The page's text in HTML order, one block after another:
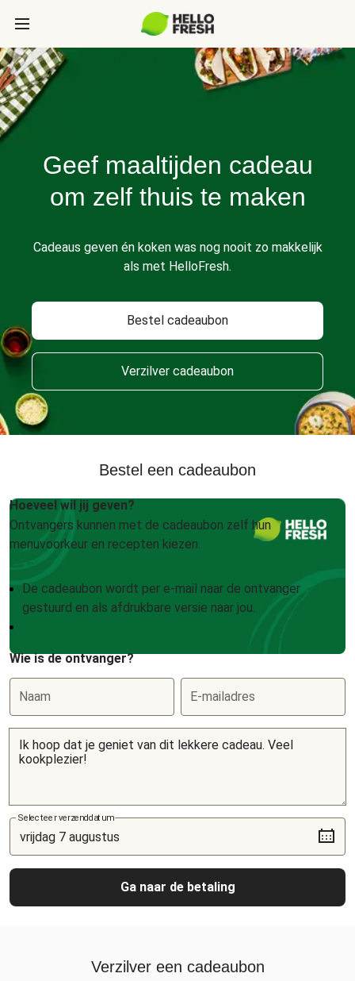
Geef maaltijden cadeau
om zelf thuis te maken
Cadeaus geven én koken was nog nooit zo makkelijk
als met HelloFresh.
Bestel cadeaubon
Verzilver cadeaubon
Bestel een cadeaubon
Hoeveel wil jij geven?
Ontvangers kunnen met de cadeaubon zelf hun
menuvoorkeur en recepten kiezen.
De cadeaubon wordt per e-mail naar de ontvanger
gestuurd en als afdrukbare versie naar jou.
Wie is de ontvanger?
Naam E-mailadres
Selecteer verzenddatum
Ga naar de betaling
Verzilver een cadeaubon